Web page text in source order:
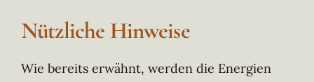
Nützliche Hinweise
Wie bereits erwähnt, werden die Energien